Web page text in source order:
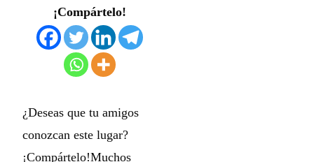
¡Compártelo!
¿Deseas que tu amigos
conozcan este lugar?
¡Compártelo!Muchos